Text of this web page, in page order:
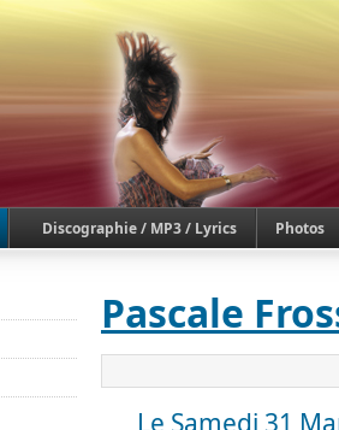
Discographie / MP3 / Lyrics Photos
Pascale
Le Samedi 31